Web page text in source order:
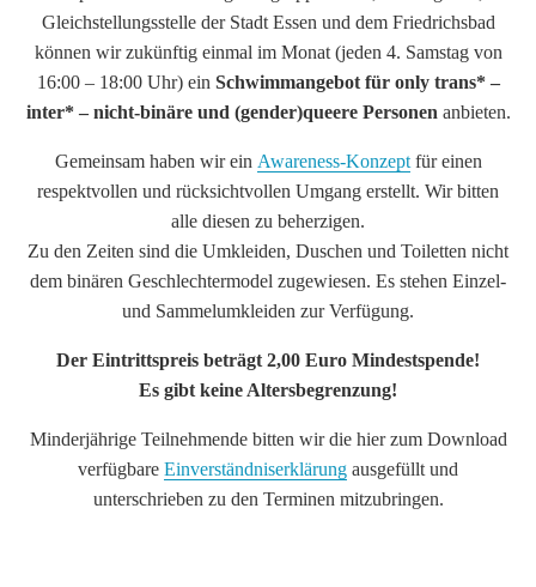
Gleichstellungsstelle der Stadt Essen und dem Friedrichsbad
können wir zukünftig einmal im Monat (jeden 4. Samstag von
16:00 – 18:00 Uhr) einSchwimmangebot für only trans* –
inter* – nicht-binäre und (gender)queere Personenanbieten.
Gemeinsam haben wir ein Awareness-Konzeptfür einen
respektvollen und rücksichtvollen Umgang erstellt. Wir bitten
alle diesen zu beherzigen.
Zu den Zeiten sind die Umkleiden, Duschen und Toiletten nicht
dem binären Geschlechtermodel zugewiesen. Es stehen Einzel-
und Sammelumkleiden zur Verfügung.
Der Eintrittspreis beträgt 2,00 Euro Mindestspende!
Es gibt keine Altersbegrenzung!
Minderjährige Teilnehmende bitten wir die hier zum Download
verfügbare Einverständniserklärung ausgefüllt und
unterschrieben zu den Terminen mitzubringen.